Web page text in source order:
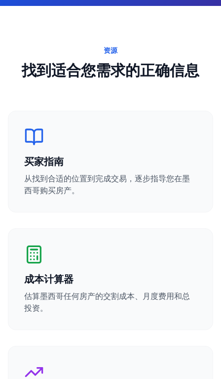
资源
找到适合您需求的正确信息
买家指南
从找到合适的位置到完成交易，逐步指导您在墨
西哥购买房产。
成本计算器
估算墨西哥任何房产的交割成本、月度费用和总
投资。